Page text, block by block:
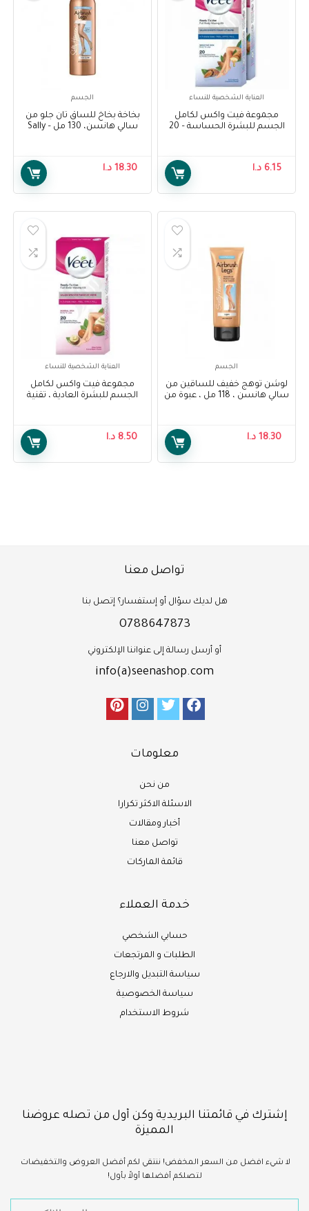
العناية الشخصية للنساء
مجموعة فيت واكس لكامل
الجسم للبشرة الحساسة – 20
6.15 د.ا
الجسم
بخاخة بخاخ للساق تان جلو من
سالي هانسن، 130 مل – Sally
18.30 د.ا
الجسم
لوشن توهج خفيف للساقين من
سالي هانسن ، 118 مل ، عبوة من
18.30 د.ا
العناية الشخصية للنساء
مجموعة فيت واكس لكامل
الجسم للبشرة العادية ، تقنية
Normal Skin, Easy-Gelwax
Technology 20 strips8.50 د.ا
تواصل معنا
هل لديك سؤال أو إستفسار؟ إتصل بنا
0788647873
أو أرسل رسالة إلى عنواننا الإلكتروني
info(a)seenashop.com
معلومات
من نحن
الاسئلة الاكثر تكرارا
أخبار ومقالات
تواصل معنا
قائمة الماركات
خدمة العملاء
حسابي الشخصي
الطلبات و المرتجعات
سياسة التبديل والارجاع
سياسة الخصوصية
شروط الاستخدام
إشترك في قائمتنا البريدية وكن أول من تصله عروضنا
المميزة
لا شيء افضل من السعر المخفض! ننتقي لكم أفضل العروض والتخفيضات
لتصلكم أفضلها أولاً بأول!